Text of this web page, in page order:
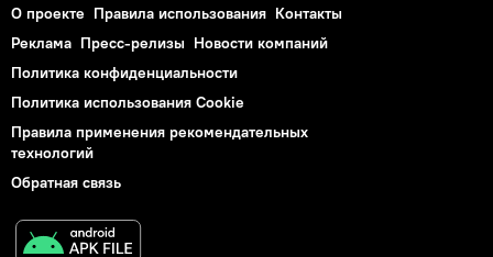
О проекте Правила использования Контакты
Реклама Пресс-релизы Новости компаний
Политика конфиденциальности
Политика использования Cookie
Правила применения рекомендательных
технологий
Обратная связь